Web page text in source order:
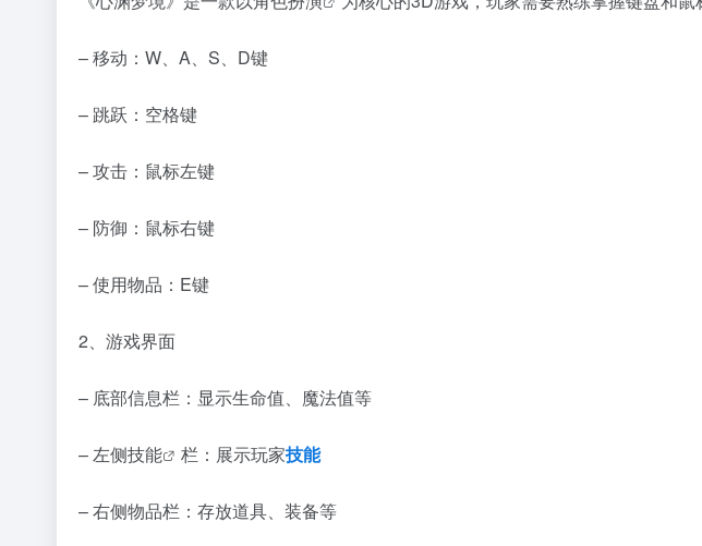
– 移动：W、A、S、D键
– 跳跃：空格键
– 攻击：鼠标左键
– 防御：鼠标右键
– 使用物品：E键
2、游戏界面
– 底部信息栏：显示生命值、魔法值等
– 左侧技能 栏：展示玩家技能
– 右侧物品栏：存放道具、装备等